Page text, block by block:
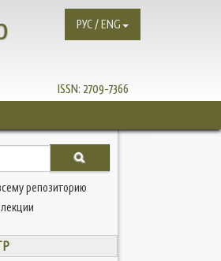
ISSN: 2709-7366
РУС / ENG
репозиторию